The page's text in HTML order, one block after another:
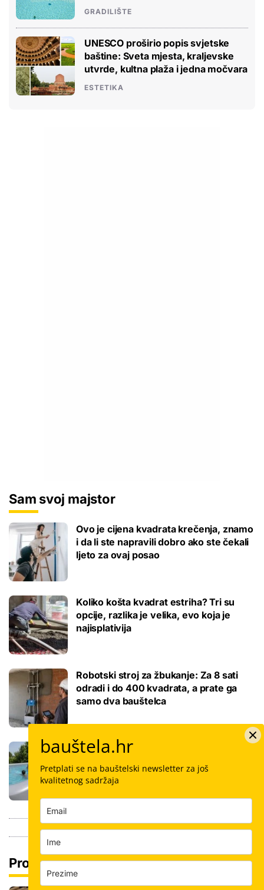
GRADILIŠTE
UNESCO proširio popis svjetske
baštine: Sveta mjesta, kraljevske
utvrde, kultna plaža i jedna močvara
ESTETIKA
Sam svoj majstor
Ovo je cijena kvadrata krečenja, znamo
i da li ste napravili dobro ako ste čekali
ljeto za ovaj posao
Koliko košta kvadrat estriha? Tri su
opcije, razlika je velika, evo koja je
najisplativija
Robotski stroj za žbukanje: Za 8 sati
odradi i do 400 kvadrata, a prate ga
samo dva bauštelca
Stigla nova generacija kućnih bazena!
kupanca samo jedan sat
Pročitaj još
bauštela.hr
Pretplati se na bauštelski newsletter za još
kvalitetnog sadržaja